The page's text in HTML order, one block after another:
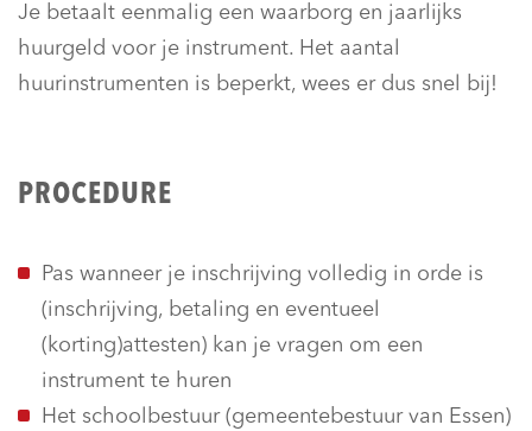
Je betaalt eenmalig een waarborg en jaarlijks
huurgeld voor je instrument. Het aantal
huurinstrumenten is beperkt, wees er dus snel bij!
PROCEDURE
Pas wanneer je inschrijving volledig in orde is
(inschrijving, betaling en eventueel
(korting)attesten) kan je vragen om een
instrument te huren
Het schoolbestuur (gemeentebestuur van Essen)